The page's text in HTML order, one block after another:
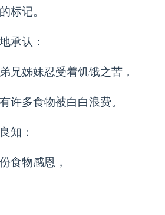
标记。
承认：
兄姊妹忍受着饥饿之苦，
许多食物被白白浪费。
知：
食物感恩，